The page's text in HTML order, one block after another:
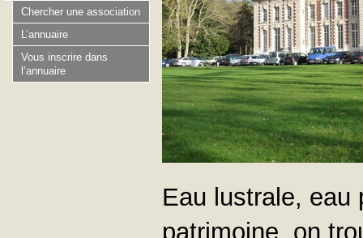
Eau lustrale, eau
patrimoine, on
Chercher une association
L’annuaire
Vous inscrire dans
l’annuaire